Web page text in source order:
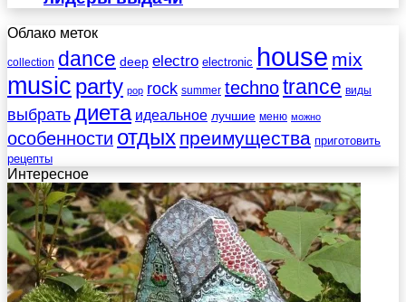
Облако меток
collection dance deep electro electronic house mix
music party pop rock summer technotrance виды
выбратьдиета идеальное лучшие меню можно
особенности отдых преимущества приготовить
рецепты
Интересное